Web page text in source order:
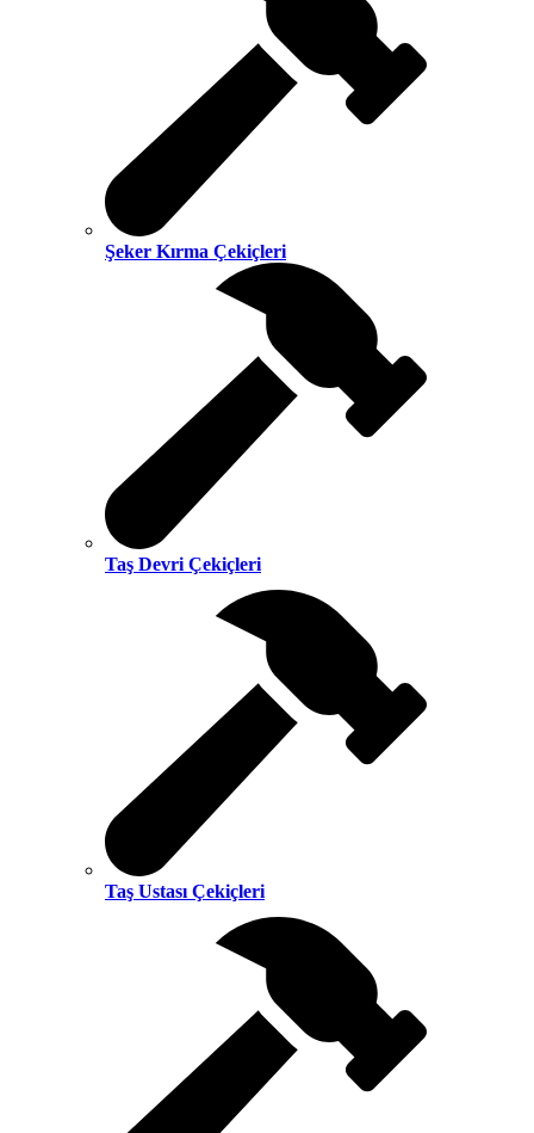
Şeker Kırma Çekiçleri
Taş Devri Çekiçleri
Taş Ustası Çekiçleri